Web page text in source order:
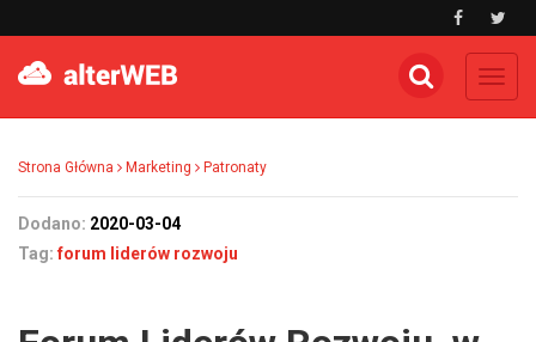
Strona Główna Marketing Patronaty
Dodano: 2020-03-04
Tag: forum liderów rozwoju